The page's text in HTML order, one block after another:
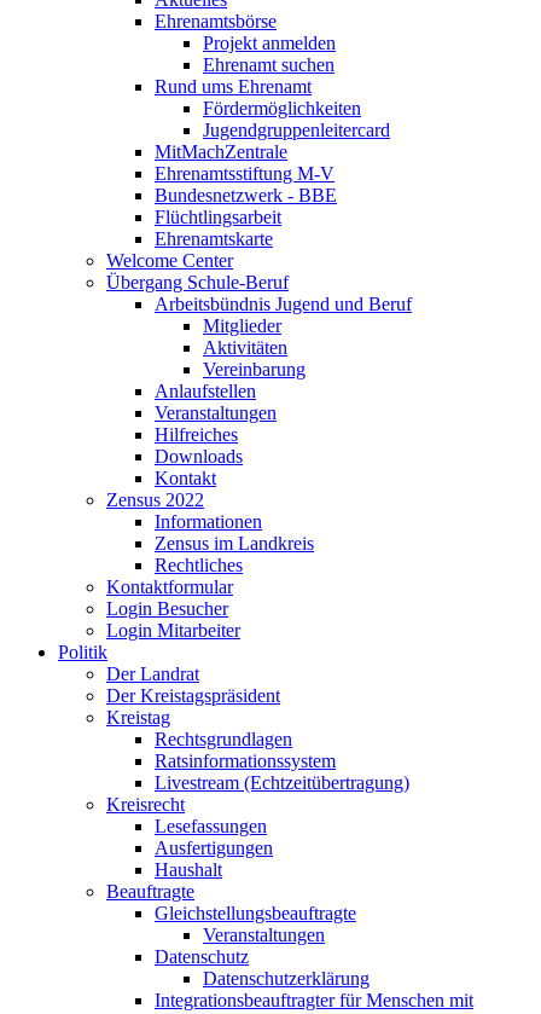
Ehrenamtsbörse
Projekt anmelden
Ehrenamt suchen
Rund ums Ehrenamt
Fördermöglichkeiten
Jugendgruppenleitercard
MitMachZentrale
Ehrenamtsstiftung M-V
Bundesnetzwerk - BBE
Flüchtlingsarbeit
Ehrenamtskarte
Welcome Center
Übergang Schule-Beruf
Arbeitsbündnis Jugend und Beruf
Mitglieder
Aktivitäten
Vereinbarung
Anlaufstellen
Veranstaltungen
Hilfreiches
Downloads
Kontakt
Zensus 2022
Informationen
Zensus im Landkreis
Rechtliches
Kontaktformular
Login Besucher
Login Mitarbeiter
Politik
Der Landrat
Der Kreistagspräsident
Kreistag
Rechtsgrundlagen
Ratsinformationssystem
Livestream (Echtzeitübertragung)
Kreisrecht
Lesefassungen
Ausfertigungen
Haushalt
Beauftragte
Gleichstellungsbeauftragte
Veranstaltungen
Datenschutz
Datenschutzerklärung
Integrationsbeauftragter für Menschen mit